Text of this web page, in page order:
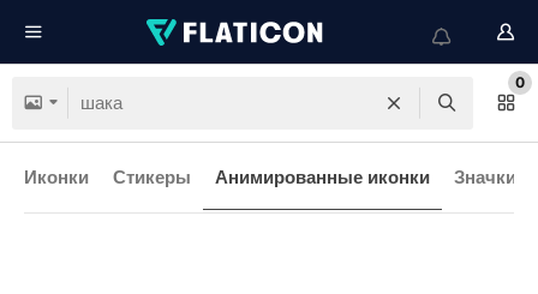
0
Иконки Стикеры Анимированные иконки Значки